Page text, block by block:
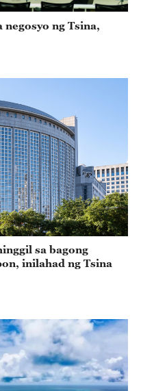
negosyo ng Tsina,
sa bagong
inilahad ng Tsina